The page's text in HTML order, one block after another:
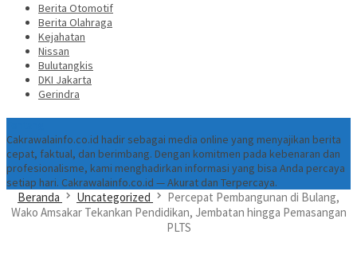
Berita Otomotif
Berita Olahraga
Kejahatan
Nissan
Bulutangkis
DKI Jakarta
Gerindra
Cakrawalainfo.co.id hadir sebagai media online yang menyajikan berita
cepat, faktual, dan berimbang. Dengan komitmen pada kebenaran dan
profesionalisme, kami menghadirkan informasi yang bisa Anda percaya
setiap hari. Cakrawalainfo.co.id — Akurat dan Terpercaya.
Beranda Uncategorized
Percepat Pembangunan di Bulang,
Wako Amsakar Tekankan Pendidikan, Jembatan hingga Pemasangan
PLTS